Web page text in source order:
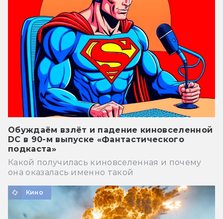
Обуждаём взлёт и падение киновселенной
DC в 90-м выпуске «Фантастического
подкаста»
Какой получилась киновселенная и почему
она оказалась именно такой
Кино